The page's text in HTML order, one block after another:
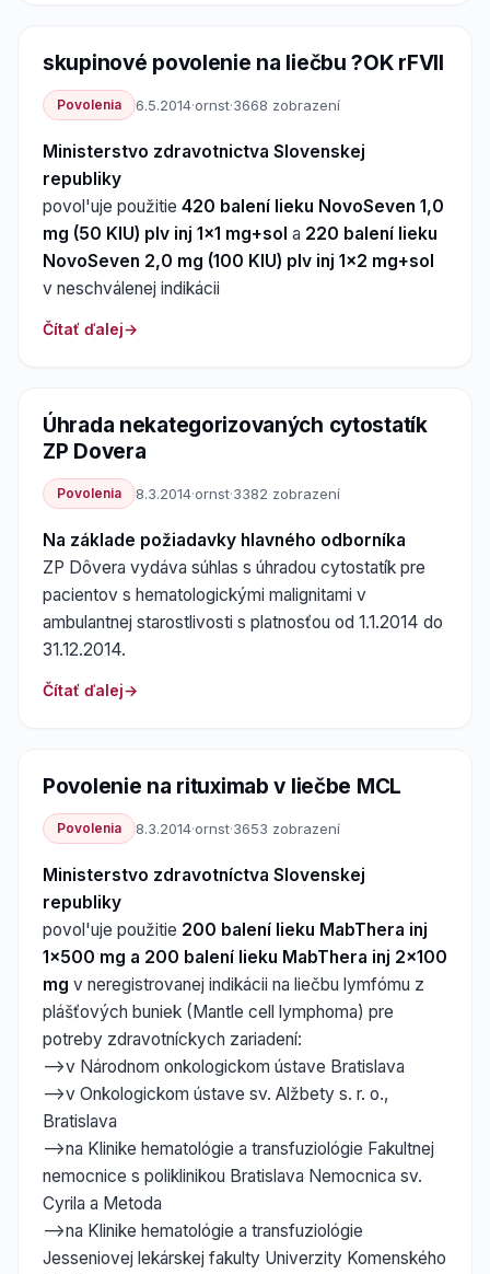
skupinové povolenie na liečbu ?OK rFVII
Povolenia 6.5.2014·ornst·3668 zobrazení
Ministerstvo zdravotnictva Slovenskej
republiky
povol'uje použitie 420 balení lieku NovoSeven 1,0
mg (50 KIU) plv inj 1x1 mg+sol a 220 balení lieku
NovoSeven 2,0 mg (100 KIU) plv inj 1x2 mg+sol
v neschválenej indikácii
Čítať ďalej
Úhrada nekategorizovaných cytostatík
ZP Dovera
Povolenia 8.3.2014·ornst·3382 zobrazení
Na základe požiadavky hlavného odborníka
ZP Dôvera vydáva súhlas s úhradou cytostatík pre
pacientov s hematologickými malignitami v
ambulantnej starostlivosti s platnosťou od 1.1.2014 do
31.12.2014.
Čítať ďalej
Povolenie na rituximab v liečbe MCL
Povolenia 8.3.2014·ornst·3653 zobrazení
Ministerstvo zdravotníctva Slovenskej
republiky
povol'uje použitie 200 balení lieku MabThera inj
1x500 mg a 200 balení lieku MabThera inj 2x100
mg v neregistrovanej indikácii na liečbu lymfómu z
plášťových buniek (Mantle cell lymphoma) pre
potreby zdravotníckych zariadení:
-->v Národnom onkologickom ústave Bratislava
-->v Onkologickom ústave sv. Alžbety s. r. o.,
Bratislava
-->na Klinike hematológie a transfuziológie Fakultnej
nemocnice s poliklinikou Bratislava Nemocnica sv.
Cyrila a Metoda
-->na Klinike hematológie a transfuziológie
Jesseniovej lekárskej fakulty Univerzity Komenského